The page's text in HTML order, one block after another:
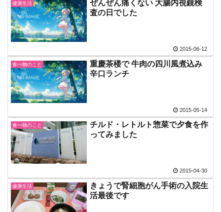
健康生活
ぜんぜん痛くない 大腸内視鏡検
査の日でした
2015-06-12
食べ物のこと
重慶茶楼で 牛肉の四川風煮込み
辛口ランチ
2015-05-14
食べ物のこと
チルド・レトルト惣菜で夕食を作
ってみました
2015-04-30
健康生活
きょうで腎細胞がん手術の入院生
活最後です